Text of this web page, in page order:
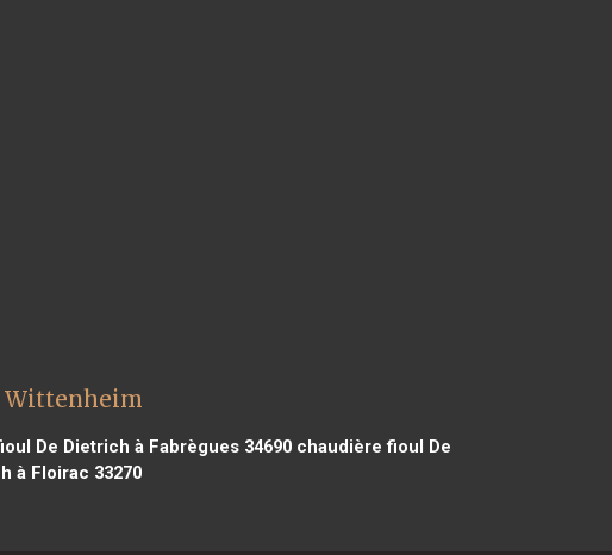
Wittenheim
De Dietrich à Fabrègues 34690 chaudière fioul De
à Floirac 33270